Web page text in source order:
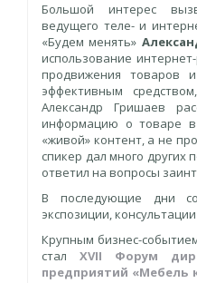
Большой интерес
ведущего теле- и
«Будем менять»
использование
продвижения товаров и
эффективным
Александр Гришаев
информацию о товаре в
«живой» контент, а не
спикер дал много других
ответил на вопросы
В последующие дни
экспозиции,
Крупным бизнес-
стал XVII Форум
предприятий «Мебель